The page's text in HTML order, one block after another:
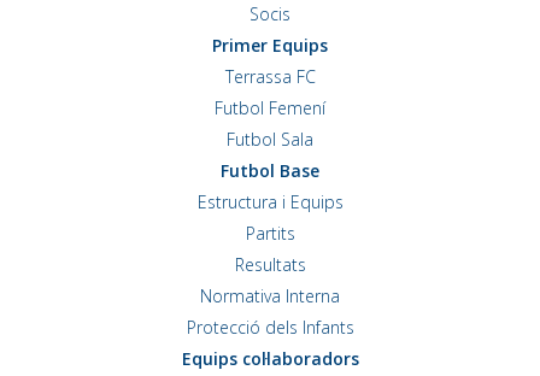
Socis
Primer Equips
Terrassa FC
Futbol Femení
Futbol Sala
Futbol Base
Estructura i Equips
Partits
Resultats
Normativa Interna
Protecció dels Infants
Equips col·laboradors